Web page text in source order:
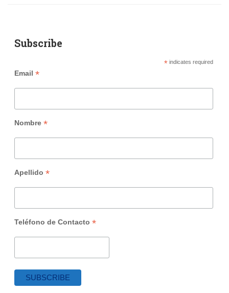
Subscribe
*indicates required
Email *
Nombre *
Apellido *
Teléfono de Contacto *